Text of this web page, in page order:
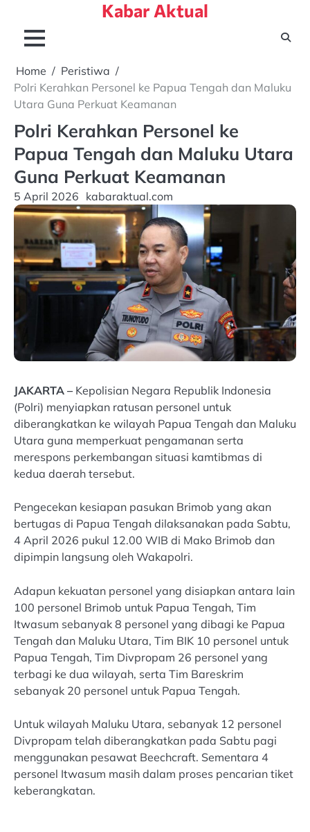
content
Kabar Aktual
Home
Peristiwa
Polri Kerahkan Personel ke Papua Tengah dan Maluku
Utara Guna Perkuat Keamanan
Polri Kerahkan Personel ke
Papua Tengah dan Maluku Utara
Guna Perkuat Keamanan
5 April 2026 kabaraktual.com
JAKARTA – Kepolisian Negara Republik Indonesia
(Polri) menyiapkan ratusan personel untuk
diberangkatkan ke wilayah Papua Tengah dan Maluku
Utara guna memperkuat pengamanan serta
merespons perkembangan situasi kamtibmas di
kedua daerah tersebut.
Pengecekan kesiapan pasukan Brimob yang akan
bertugas di Papua Tengah dilaksanakan pada Sabtu,
4 April 2026 pukul 12.00 WIB di Mako Brimob dan
dipimpin langsung oleh Wakapolri.
Adapun kekuatan personel yang disiapkan antara lain
100 personel Brimob untuk Papua Tengah, Tim
Itwasum sebanyak 8 personel yang dibagi ke Papua
Tengah dan Maluku Utara, Tim BIK 10 personel untuk
Papua Tengah, Tim Divpropam 26 personel yang
terbagi ke dua wilayah, serta Tim Bareskrim
sebanyak 20 personel untuk Papua Tengah.
Untuk wilayah Maluku Utara, sebanyak 12 personel
Divpropam telah diberangkatkan pada Sabtu pagi
menggunakan pesawat Beechcraft. Sementara 4
personel Itwasum masih dalam proses pencarian tiket
keberangkatan.